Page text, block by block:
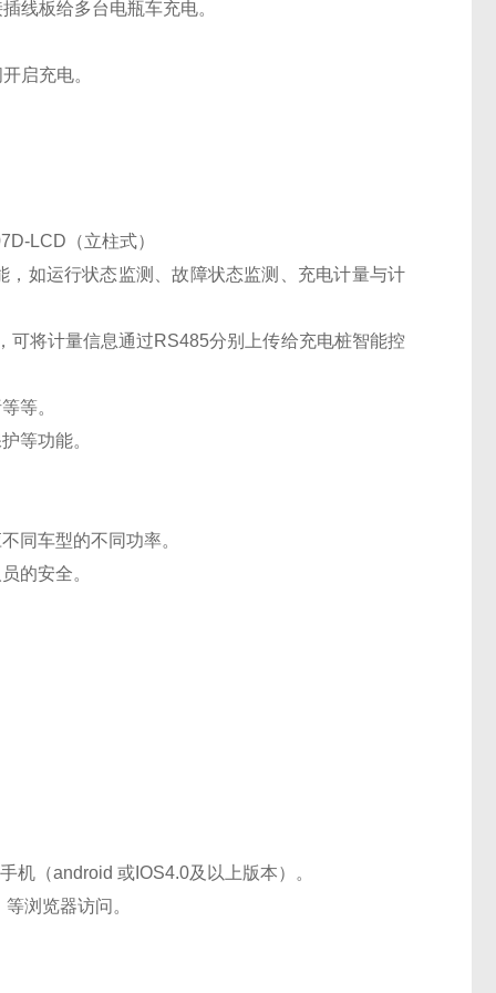
线板给多台电瓶车充电。
启充电。
LCD（立柱式）
如运行状态监测、故障状态监测、充电计量与计
可将计量信息通过RS485分别上传给充电桩智能控
等。
等功能。
同车型的不同功率。
的安全。
机（android 或IOS4.0及以上版本）。
浏览器访问。